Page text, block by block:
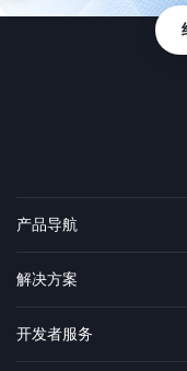
产品导航
解决方案
开发者服务